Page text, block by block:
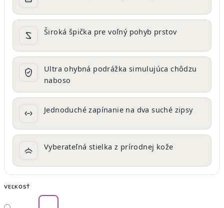
Široká špička pre voľný pohyb prstov
Ultra ohybná podrážka simulujúca chôdzu
naboso
Jednoduché zapínanie na dva suché zipsy
Vyberateľná stielka z prírodnej kože
VEĽKOSŤ